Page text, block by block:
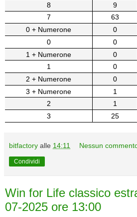
8
9
7
63
0 + Numerone
0
0
0
1 + Numerone
0
1
0
2 + Numerone
0
3 + Numerone
1
2
1
3
25
bitfactory alle 14:11 Nessun
Condividi
Win for Life classico
07-2025 ore 13:00